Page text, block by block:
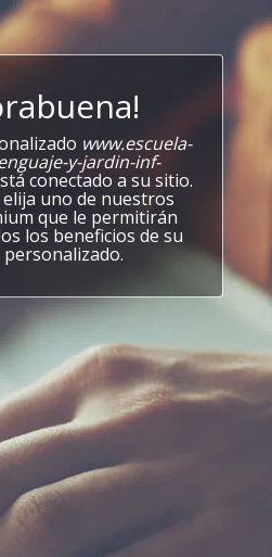
www.escuela-
y-jardin-inf-
conectado a su sitio.
uno de nuestros
que le permitirán
los beneficios de su